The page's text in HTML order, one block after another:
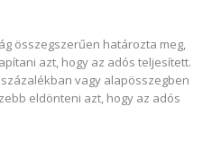
összegszerűen határozta meg,
azt, hogy az adós teljesített.
vagy alapösszegben
eldönteni azt, hogy az adós